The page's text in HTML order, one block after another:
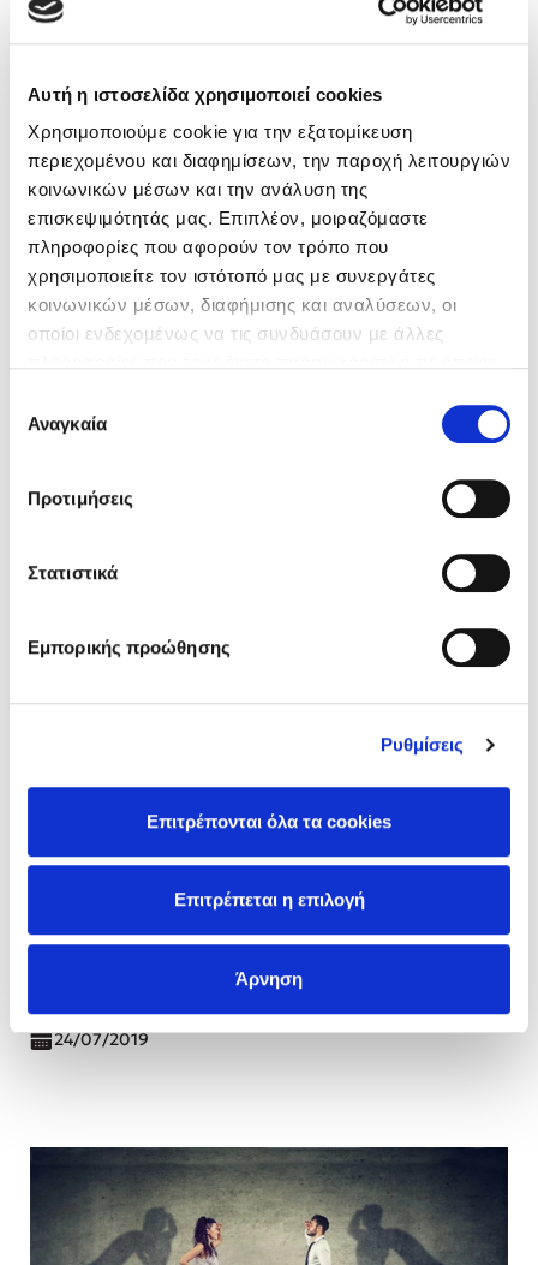
Αυτή η ιστοσελίδα χρησιμοποιεί cookies
Χρησιμοποιούμε cookie για την εξατομίκευση
περιεχομένου και διαφημίσεων, την παροχή λειτουργιών
κοινωνικών μέσων και την ανάλυση της
επισκεψιμότητάς μας. Επιπλέον, μοιραζόμαστε
πληροφορίες που αφορούν τον τρόπο που
χρησιμοποιείτε τον ιστότοπό μας με συνεργάτες
κοινωνικών μέσων, διαφήμισης και αναλύσεων, οι
οποίοι ενδεχομένως να τις συνδυάσουν με άλλες
των υπηρεσιών τους. Αν συνεχίσετε να χρησιμοποιείτε
την ιστοσελίδα μας, συναινείτε στη χρήση των cookies
συγκατάθεσης
Αναγκαία
Προτιμήσεις
Στατιστικά
Εμπορικής προώθησης
Ρυθμίσεις
Επιτρέπονται όλα τα cookies
Επιτρέπεται η επιλογή
Άρνηση
Δημιουργήστε Προσωπικές Σχέσεις με
Αυτοπεποίθηση
Η διάκριση μεταξύ ηγεσίας και κυριαρχίας είναι ουσιώδης.
Οι πραγματικοί ηγέτες δεν αποκλείουν κανέναν και
Οι νεκρολογίες και το νόημα της ζωής
Είμαι 51 ετών. Αν υποθέσουμε ότι θα ζήσω μέχρι τα 80 (μια
τολμηρή εικασία, αφού έχω μάθει ότι το μόνο που μπορείς
να περιμένεις στη ζωή είναι το απρόσ …
24/07/2019